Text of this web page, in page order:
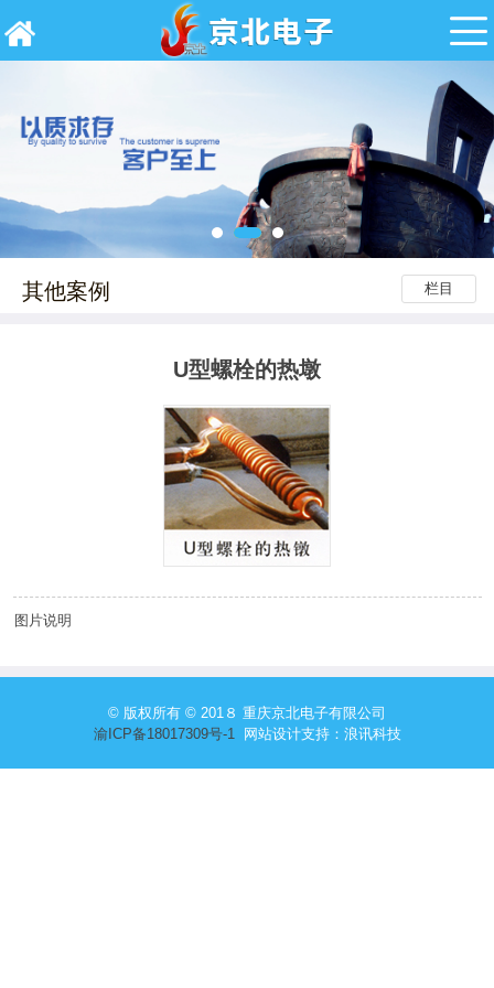
栏目
其他案例
U型螺栓的热墩
图片说明
© 版权所有 © 201８ 重庆京北电子有限公司
渝ICP备18017309号-1 网站设计支持： 浪讯科技